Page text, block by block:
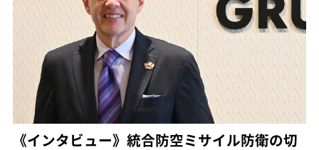
《インタビュー》統合防空ミサイル防衛の切